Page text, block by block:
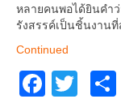
หลายคนพอได้ยินคำ
รังสรรค์เป็นชิ้นงานที่
Continued